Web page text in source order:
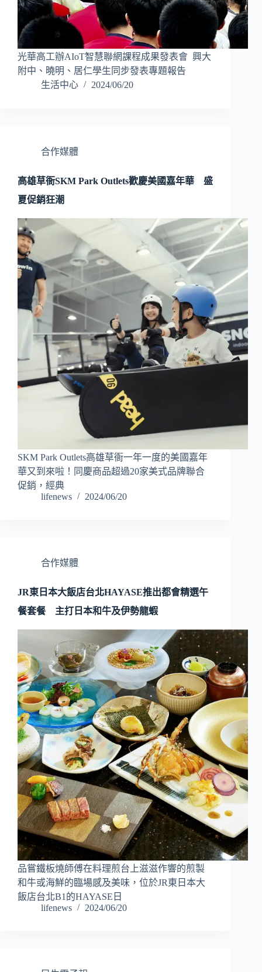
光華高工辦AIoT智慧聯網課程成果發表會 興大
附中、曉明、居仁學生同步發表專題報告
生活中心
2024/06/20
合作媒體
高雄草衙SKM Park Outlets歡慶美國嘉年華 盛
夏促銷狂潮
SKM Park Outlets高雄草衙一年一度的美國嘉年
華又到來啦！同慶商品超過20家美式品牌聯合
促銷，經典
lifenews
2024/06/20
合作媒體
JR東日本大飯店台北HAYASE推出都會精選午
餐套餐 主打日本和牛及伊勢龍蝦
品嘗鐵板燒師傅在料理煎台上滋滋作響的煎製
和牛或海鮮的臨場感及美味，位於JR東日本大
飯店台北B1的HAYASE日
lifenews
2024/06/20